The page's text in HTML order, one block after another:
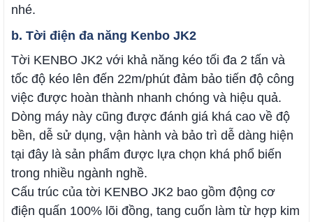
nhé.
b. Tời điện đa năng Kenbo JK2
Tời KENBO JK2 với khả năng kéo tối đa 2 tấn và
tốc độ kéo lên đến 22m/phút đảm bảo tiến độ công
việc được hoàn thành nhanh chóng và hiệu quả.
Dòng máy này cũng được đánh giá khá cao về độ
bền, dễ sử dụng, vận hành và bảo trì dễ dàng hiện
tại đây là sản phẩm được lựa chọn khá phổ biến
trong nhiều ngành nghề.
Cấu trúc của tời KENBO JK2 bao gồm động cơ
điện quấn 100% lõi đồng, tang cuốn làm từ hợp kim